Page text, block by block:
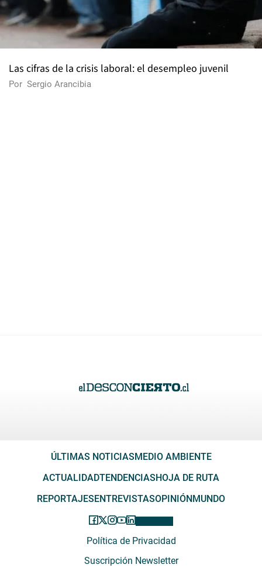
Las cifras de la crisis laboral: el desempleo juvenil
Por Sergio Arancibia
ÚLTIMAS NOTICIASMEDIO AMBIENTE
ACTUALIDADTENDENCIASHOJA DE RUTA
REPORTAJESENTREVISTASOPINIÓNMUNDO
Política de Privacidad
Suscripción Newsletter